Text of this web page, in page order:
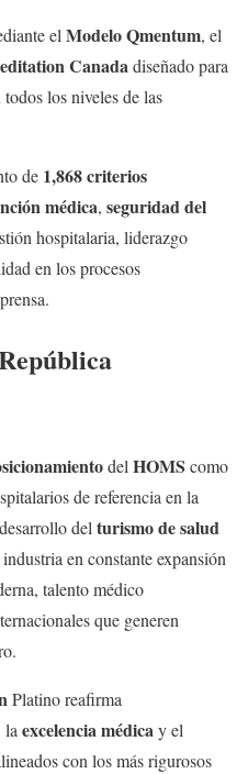
elModelo Qmentum, el
Canadadiseñado para
los niveles de las
de 1,868 criterios
médica, seguridad del
hospitalaria, liderazgo
en los procesos
del HOMS como
de referencia en la
del turismo de salud
en constante expansión
talento médico
que generen
Platino reafirma
la excelencia médicay el
con los más rigurosos